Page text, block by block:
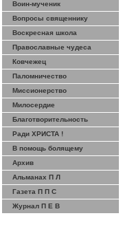
Воин-мученик
Вопросы священнику
Воскресная школа
Православные чудеса
Ковчежец
Паломничество
Миссионерство
Милосердие
Благотворительность
Ради ХРИСТА !
В помощь болящему
Архив
Альманах П Л
Газета П П С
Журнал П Е В